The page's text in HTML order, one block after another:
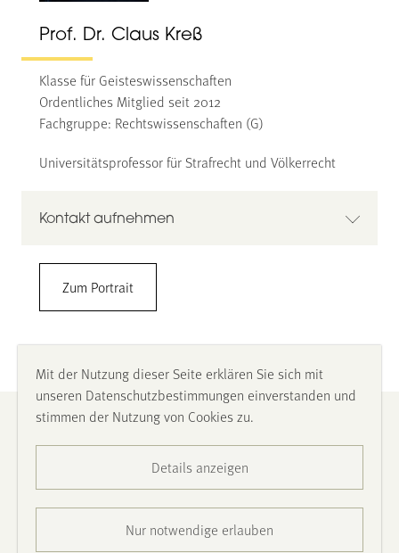
Prof. Dr. Claus Kreß
Klasse für Geisteswissenschaften
Ordentliches Mitglied seit 2012
Fachgruppe: Rechtswissenschaften (G)
Universitätsprofessor für Strafrecht und Völkerrecht
Kontakt aufnehmen
Universität zu Köln
Rechtswissenschaftliche Fakultät
Albertus-Magnus-Platz, 50923 Köln
0221 470 4368
claus.kress@uni-koeln.de
https://iipsl.jura.uni-koeln.de
Zum Portrait
Impressum
Mit der Nutzung dieser Seite erklären Sie sich mit
unseren Datenschutzbestimmungen einverstanden und
stimmen der Nutzung von Cookies zu.
Details anzeigen
Nur notwendige erlauben